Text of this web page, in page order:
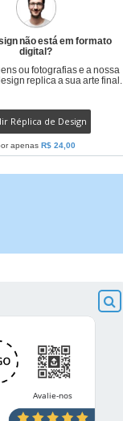
não está em formato
digital?
ou fotografias e a nossa
replica a sua arte final.
Réplica de Design
apenasR$ 24,00